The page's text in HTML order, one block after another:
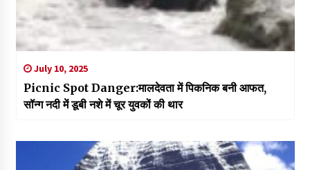
July 10, 2025
Picnic Spot Danger:मालदेवता में पिकनिक बनी आफत,
सॉन्ग नदी में डूबी नशे में चूर युवकों की थार